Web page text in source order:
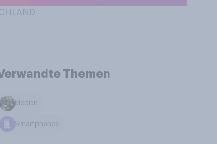
Themen
Medien
Smartphones